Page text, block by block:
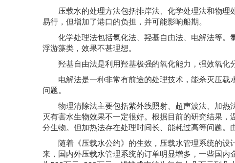
压载水的处理方法包括排岸法、化学处理法和物理
易行，但增加了港口的负担，并可能影响船期。
化学处理法包括氯化法、羟基自由法、电解法等。
浮游藻类，效果不甚理想。
羟基自由法是利用羟基极强的氧化能力，强效氧化
电解法是一种非常有前途的处理技术，能杀灭压载
问题。
物理清除法主要包括紫外线照射、超声波法、加热
灭有害水生物效果不一定很好。根据目前的研究结果
分生物。但加热法存在处理时间长、能耗过高等问题。
随着《压载水公约》的生效，压载水管理系统的设
来，国内外压载水管理系统的订单明显增多，一些国